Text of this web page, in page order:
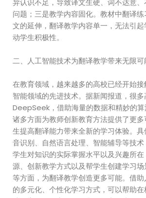
异认识不足，导致译文生硬、词不达意
问题；三是教学内容固化。教材中翻译
文的延伸，翻译教学内容单一，无法引
动学生积极性。
二、人工智能技术为翻译教学带来无限可
在教育领域，越来越多的高校已经开始
智能领域的先进技术。据新闻报道，很
DeepSeek，借助海量的数据和精妙的
诸多方面为教师创新教育方法提供了更
生提高翻译能力带来全新的学习体验。
音识别、自然语言处理、智能辅导等技
学生对知识的实际掌握水平以及兴趣所
源、创新教学方式以及帮学生创建学习
等方面，为翻译教学创造更多可能。借
的多元化、个性化学习方式，可以帮助